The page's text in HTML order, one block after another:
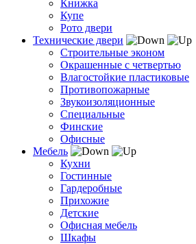
Книжка
Купе
Рото двери
Технические двери
Строительные эконом
Окрашенные с четвертью
Влагостойкие пластиковые
Противопожарные
Звукоизоляционные
Специальные
Финские
Офисные
Мебель
Кухни
Гостинные
Гардеробные
Прихожие
Детские
Офисная мебель
Шкафы